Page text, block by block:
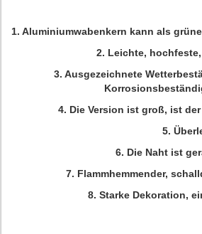
1. Aluminiumwabenkern kann als
2. Leichte,
3. Ausgezeichnete
4. Die Version ist groß, ist
5.
6. Die Naht ist
7. Flammhemmender,
8. Starke Dekoration,